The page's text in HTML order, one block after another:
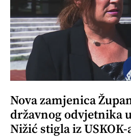
Nova zamjenica
državnog odvjetnika
Nižić stigla iz USKOK-